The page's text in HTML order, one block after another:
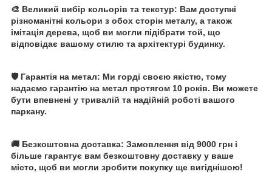
🎨 Великий вибір кольорів та текстур: Вам доступні
різноманітні кольори з обох сторін металу, а також
імітація дерева, щоб ви могли підібрати той, що
відповідає вашому стилю та архітектурі будинку.
🛡️ Гарантія на метал: Ми горді своєю якістю, тому
надаємо гарантію на метал протягом 10 років. Ви можете
бути впевнені у тривалій та надійній роботі вашого
паркану.
🚚 Безкоштовна доставка: Замовлення від 9000 грн і
більше гарантує вам безкоштовну доставку у ваше
місто, щоб ви могли зробити покупку ще вигіднішою!